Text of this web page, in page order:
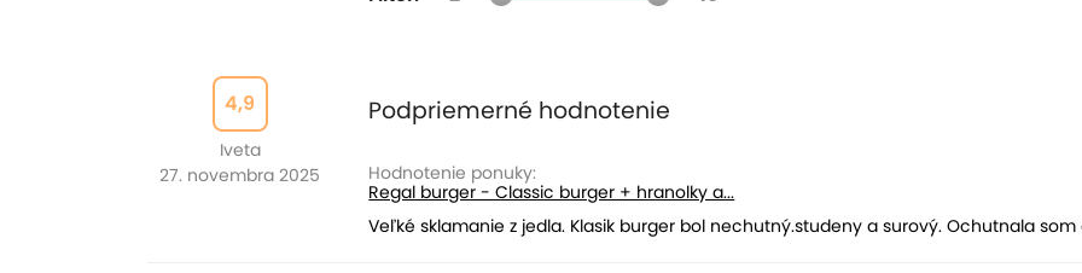
4,9
Iveta
27. novembra 2025
Podpriemerné hodnotenie
Hodnotenie ponuky:
Regal burger - Classic burger + hranolky a...
Veľké sklamanie z jedla. Klasik burger bol nechutný.studeny a surový. Ochutnala